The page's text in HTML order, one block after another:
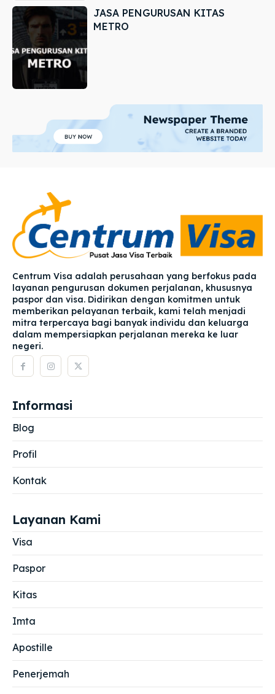
JASA PENGURUSAN KITAS
METRO
Centrum Visa adalah perusahaan yang berfokus pada
layanan pengurusan dokumen perjalanan, khususnya
paspor dan visa. Didirikan dengan komitmen untuk
memberikan pelayanan terbaik, kami telah menjadi
mitra terpercaya bagi banyak individu dan keluarga
dalam mempersiapkan perjalanan mereka ke luar
negeri.
Informasi
Blog
Profil
Kontak
Layanan Kami
Visa
Paspor
Kitas
Imta
Apostille
Penerjemah